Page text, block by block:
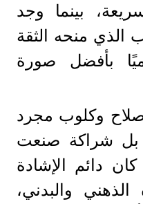
بينما وجد
منحه الثقة
بأفضل صورة
صلاح وكلوب مجرد
بل شراكة صنعت
كان دائم الإشادة
والبدني،